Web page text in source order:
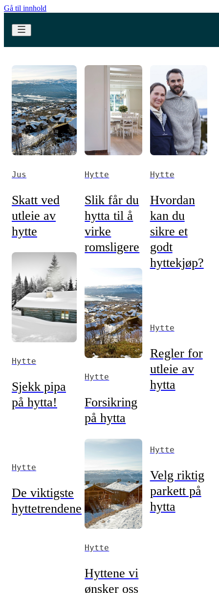
Gå til innhold
Jus
Skatt ved
utleie av
hytte
Hytte
Sjekk pipa
på hytta!
Hytte
De viktigste
hyttetrendene
Hytte
Slik får du
hytta til å
virke
romsligere
Hytte
Forsikring
på hytta
Hytte
Hyttene vi
ønsker oss
Hytte
Hvordan
kan du
sikre et
godt
hyttekjøp?
Hytte
Regler for
utleie av
hytta
Hytte
Velg riktig
parkett på
hytta